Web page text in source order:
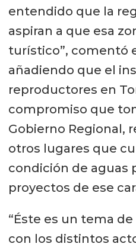
entendido que la
aspiran a que esa
turístico”, comentó
añadiendo que el
reproductores en
compromiso que
Gobierno Regional,
otros lugares que
condición de aguas
proyectos de ese
“Éste es un tema
con los distintos